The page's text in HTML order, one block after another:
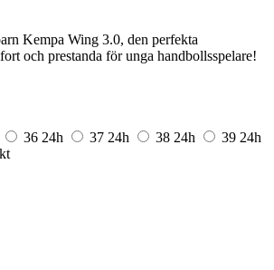
Kempa Wing 3.0, den perfekta
och prestanda för unga handbollsspelare!
36 24h 37 24h 38 24h 39 24h